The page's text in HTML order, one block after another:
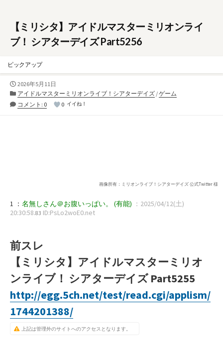
【ミリシタ】アイドルマスターミリオンライ
ブ！ シアターデイズ Part5256
ピックアップ
公
開
日
2026年5月11日
カ
テ
アイドルマスターミリオンライブ！シアターデイズ /ゲーム
コメント: 0
0 イイね！
画像所有：ミリオンライブ！シアターデイズ 公式Twitter 様
1 ： 名無しさん＠お腹いっぱい。 (有能) ：2025/04/12(土)
20:30:58.83 ID:PsLo2woE0.net
前スレ
【ミリシタ】アイドルマスターミリオ
ンライブ！ シアターデイズ Part5255
http://egg.5ch.net/test/read.cgi/applism/
1744201388/
上記は管理外のサイトへのアクセスとなります。